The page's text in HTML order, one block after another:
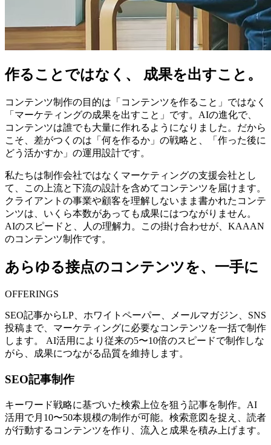
作ることではなく、 成果を出すこと。
コンテンツ制作の目的は「コンテンツを作ること」ではなく
「マーケティングの成果を出すこと」です。AIの進化で、
コンテンツは誰でも大量に作れるようになりました。だから
こそ、差がつくのは「何を作るか」の戦略と、「作った後に
どう活かすか」の運用設計です。
私たちは制作会社ではなくマーケティングの支援会社とし
て、この上流と下流の設計を含めてコンテンツを届けます。
クライアントの事業や顧客を理解しないまま書かれたコンテ
ンツは、いくら本数があっても成果にはつながりません。
AIのスピードと、人の理解力。この掛け合わせが、KAAAN
のコンテンツ制作です。
あらゆる接点のコンテンツを、一手に
OFFERINGS
SEO記事からLP、ホワイトペーパー、メールマガジン、SNS
投稿まで、マーケティングに必要なコンテンツを一括で制作
します。 AI活用により従来の5〜10倍のスピードで制作しな
がら、成果につながる品質を維持します。
SEO記事制作
キーワード戦略に基づいた検索上位を狙う記事を制作。AI
活用で月10〜50本規模の制作が可能。検索意図を捉え、読者
が行動するコンテンツを作り、流入と成果を積み上げます。